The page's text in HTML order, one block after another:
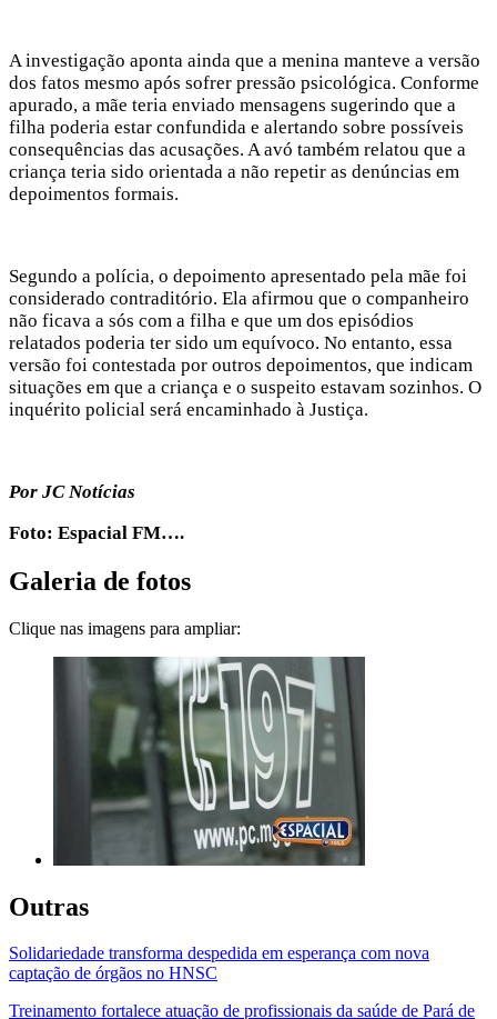
A investigação aponta ainda que a menina manteve a versão
dos fatos mesmo após sofrer pressão psicológica. Conforme
apurado, a mãe teria enviado mensagens sugerindo que a
filha poderia estar confundida e alertando sobre possíveis
consequências das acusações. A avó também relatou que a
criança teria sido orientada a não repetir as denúncias em
depoimentos formais.
Segundo a polícia, o depoimento apresentado pela mãe foi
considerado contraditório. Ela afirmou que o companheiro
não ficava a sós com a filha e que um dos episódios
relatados poderia ter sido um equívoco. No entanto, essa
versão foi contestada por outros depoimentos, que indicam
situações em que a criança e o suspeito estavam sozinhos. O
inquérito policial será encaminhado à Justiça.
Por JC Notícias
Foto: Espacial FM….
Galeria de fotos
Clique nas imagens para ampliar:
Outras
Solidariedade transforma despedida em esperança com nova
captação de órgãos no HNSC
Treinamento fortalece atuação de profissionais da saúde de Pará de